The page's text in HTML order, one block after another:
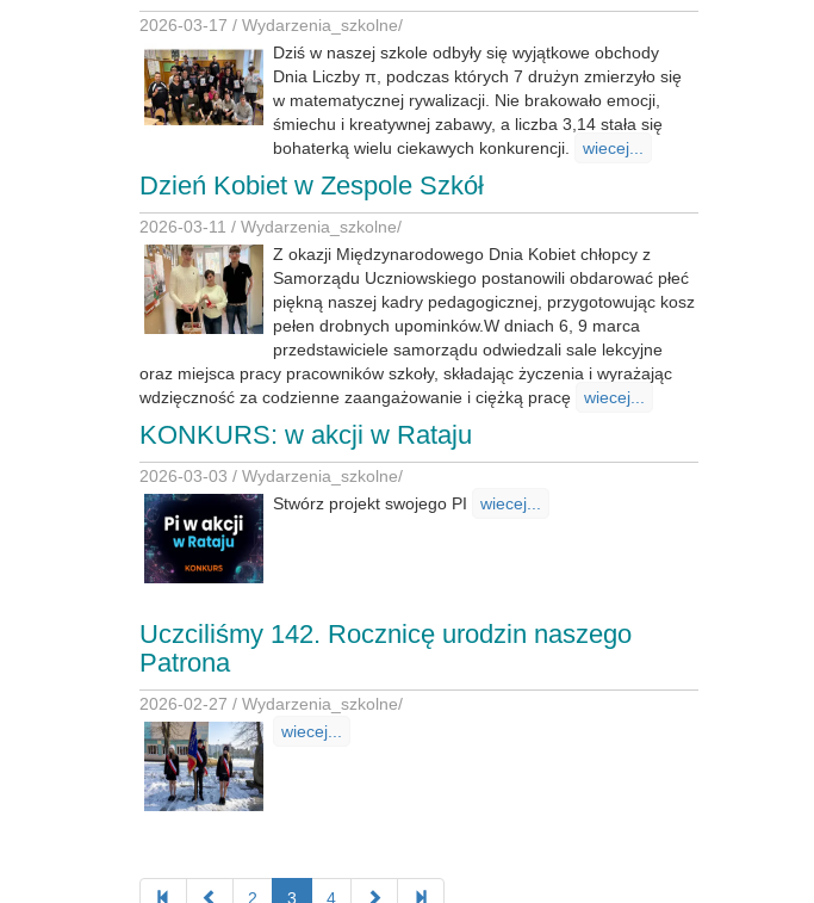
2026-03-17 / Wydarzenia_szkolne/
Dziś w naszej szkole odbyły się wyjątkowe obchody
Dnia Liczby π, podczas których 7 drużyn zmierzyło się
w matematycznej rywalizacji. Nie brakowało emocji,
śmiechu i kreatywnej zabawy, a liczba 3,14 stała się
bohaterką wielu ciekawych konkurencji.
wiecej...
Dzień Kobiet w Zespole Szkół
2026-03-11 / Wydarzenia_szkolne/
Z okazji Międzynarodowego Dnia Kobiet chłopcy z
Samorządu Uczniowskiego postanowili obdarować płeć
piękną naszej kadry pedagogicznej, przygotowując kosz
pełen drobnych upominków.W dniach 6, 9 marca
przedstawiciele samorządu odwiedzali sale lekcyjne
oraz miejsca pracy pracowników szkoły, składając życzenia i wyrażając
wdzięczność za codzienne zaangażowanie i ciężką pracę
wiecej...
KONKURS: w akcji w Rataju
2026-03-03 / Wydarzenia_szkolne/
Stwórz projekt swojego PI
wiecej...
Uczciliśmy 142. Rocznicę urodzin naszego
Patrona
2026-02-27 / Wydarzenia_szkolne/
wiecej...
2 3 4